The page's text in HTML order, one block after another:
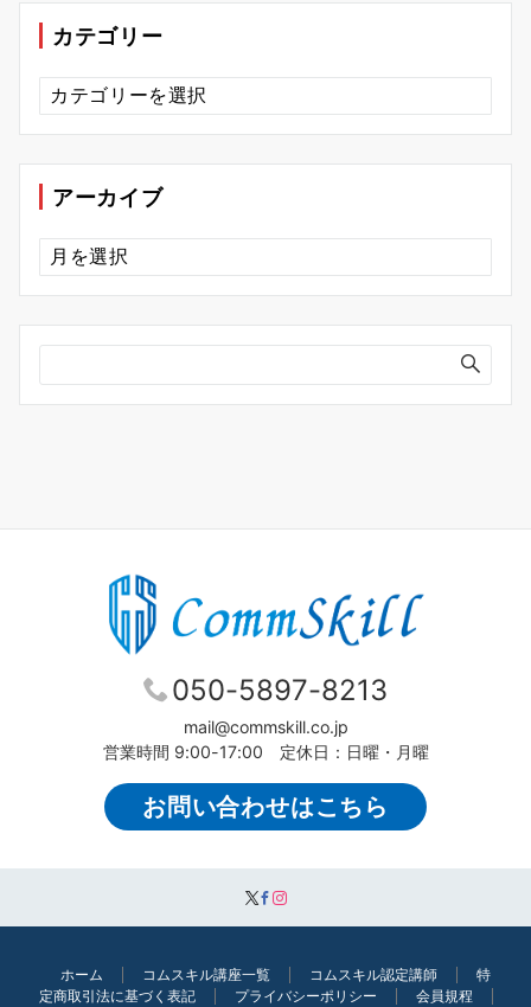
カテゴリー
カ
テ
ゴ
ー
アーカイブ
ア
ー
カ
ブ
050-5897-8213
mail@commskill.co.jp
営業時間 9:00-17:00 定休日：日曜・月曜
お問い合わせはこちら
ホーム コムスキル講座一覧 コムスキル認定講師
特
定商取引法に基づく表記
プライバシーポリシー 会員規程